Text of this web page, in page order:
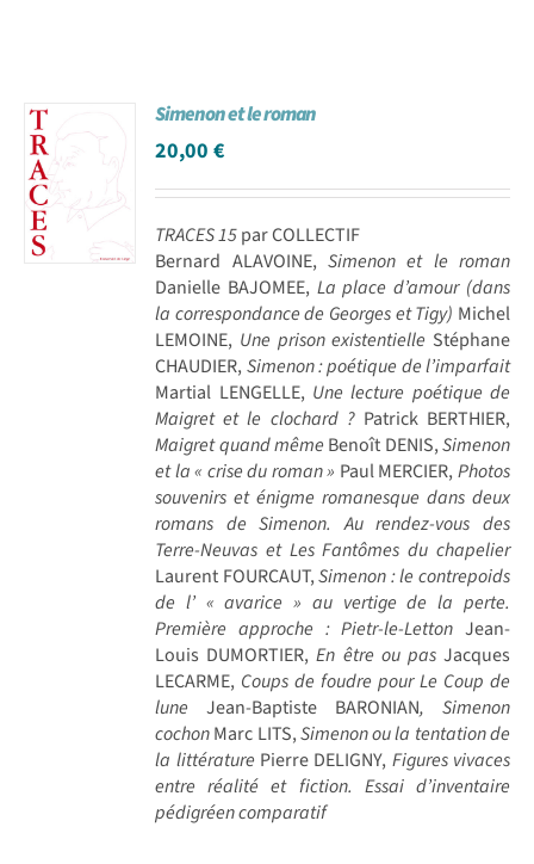
Simenon et le roman
20,00€
TRACES 15par COLLECTIF
Bernard ALAVOINE, Simenon et le roman
Danielle BAJOMEE, La place d’amour (dans
la correspondance de Georges et Tigy) Michel
LEMOINE, Une prison existentielle Stéphane
CHAUDIER,Simenon : poétique de l’imparfait
Martial LENGELLE, Une lecture poétique de
Maigret et le clochard ?Patrick BERTHIER,
Maigret quand même Benoît DENIS,Simenon
et la « crise du roman » Paul MERCIER,Photos
souvenirs et énigme romanesque dans deux
romans de Simenon. Au rendez-vous des
Terre-Neuvas et Les Fantômes du chapelier
Laurent FOURCAUT,Simenon : le contrepoids
de l’ « avarice » au vertige de la perte.
Première approche : Pietr-le-Letton Jean-
Louis DUMORTIER,En être ou pasJacques
LECARME, Coups de foudre pour Le Coup de
lune Jean-Baptiste BARONIAN, Simenon
cochonMarc LITS,Simenon ou la tentation de
la littérature Pierre DELIGNY, Figures vivaces
entre réalité et fiction. Essai d’inventaire
pédigréen comparatif